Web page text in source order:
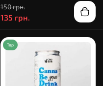
150 грн.
135 грн.
Top